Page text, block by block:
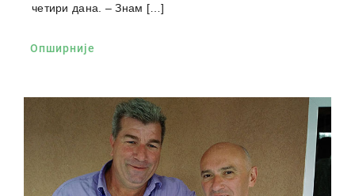
четири дана. – Знам […]
Опширније